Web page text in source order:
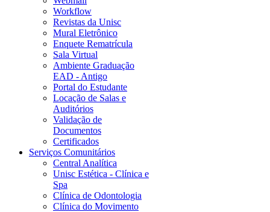
Workflow
Revistas da Unisc
Mural Eletrônico
Enquete Rematrícula
Sala Virtual
Ambiente Graduação
EAD - Antigo
Portal do Estudante
Locação de Salas e
Auditórios
Validação de
Documentos
Certificados
Serviços Comunitários
Central Analítica
Unisc Estética - Clínica e
Spa
Clínica de Odontologia
Clínica do Movimento